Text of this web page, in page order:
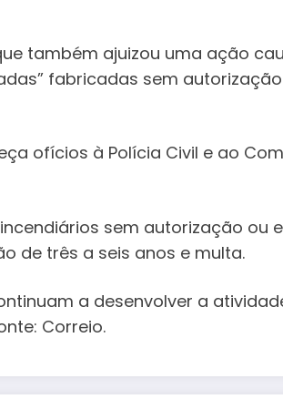
também ajuizou uma ação
fabricadas sem
ofícios à Polícia Civil e ao
sem autorização ou
de três a seis anos e multa.
a desenvolver a
Correio.